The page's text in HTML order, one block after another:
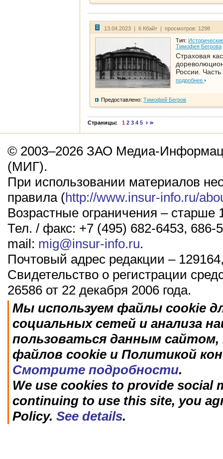
13.04.2023 | 6 Кбайт | просмотров: 1298
Тип:
Тимофея Бегрова
Страховая
России. Часть
подробнее
Предоставлено: Тимофей Бегров
Страницы: 1 2 3 4 5
© 2003–2026 ЗАО Медиа-
(МИГ).
При использовании материалов
правила (http://www.insur-info.ru/
Возрастные ограничения – старше
Тел. / факс: +7 (495) 682-6453, 686-
mail: mig@insur-info.ru.
Почтовый адрес редакции –
Свидетельство о регистрации
26586 от 22 декабря 2006 года.
Мы используем файлы cookie
социальных сетей и анализа
пользоваться данным
файлов cookie и Политикой
Смотрите подробности.
We use cookies to provide social
continuing to use this site, you
Policy. See details.